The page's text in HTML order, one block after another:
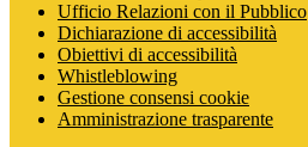
Ufficio Relazioni con il Pubblico
Dichiarazione di accessibilità
Obiettivi di accessibilità
Whistleblowing
Gestione consensi cookie
Amministrazione trasparente